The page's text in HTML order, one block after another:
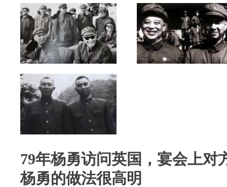
79年杨勇访问英国，宴会上对
杨勇的做法很高明